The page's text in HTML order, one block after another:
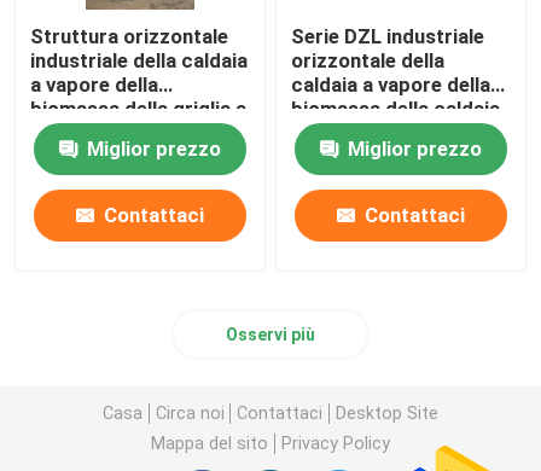
Struttura orizzontale
industriale della caldaia
a vapore della
biomassa della griglia a
catena 1-20t/H
Miglior prezzo
Contattaci
Serie DZL industriale
orizzontale della
caldaia a vapore della
biomassa della caldaia
infornata griglia dello
SpA
Miglior prezzo
Contattaci
Osservi più
Casa Circa noi Contattaci
Desktop Site
Mappa del sito
Privacy Policy